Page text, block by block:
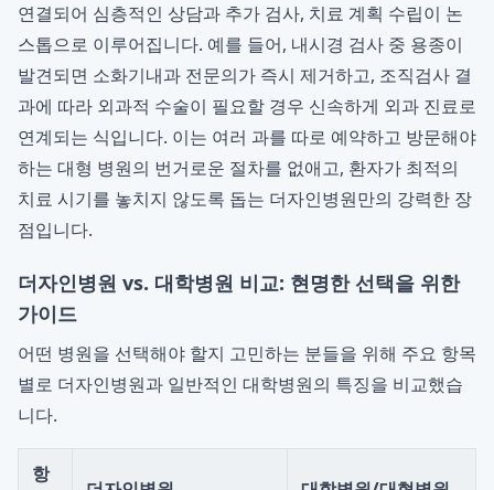
연결되어 심층적인 상담과 추가 검사, 치료 계획 수립이 논
스톱으로 이루어집니다. 예를 들어, 내시경 검사 중 용종이
발견되면 소화기내과 전문의가 즉시 제거하고, 조직검사 결
과에 따라 외과적 수술이 필요할 경우 신속하게 외과 진료로
연계되는 식입니다. 이는 여러 과를 따로 예약하고 방문해야
하는 대형 병원의 번거로운 절차를 없애고, 환자가 최적의
치료 시기를 놓치지 않도록 돕는 더자인병원만의 강력한 장
점입니다.
더자인병원 vs. 대학병원 비교: 현명한 선택을 위한
가이드
어떤 병원을 선택해야 할지 고민하는 분들을 위해 주요 항목
별로 더자인병원과 일반적인 대학병원의 특징을 비교했습
니다.
항